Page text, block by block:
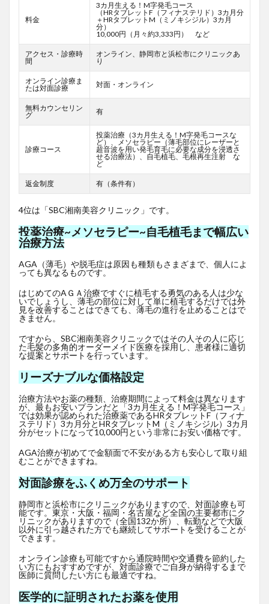
料金
3カ月生える！M字発毛コース
（HRタブレットF （フィナステリド）3カ月分
＋HRタブレットM（ミノキシジル）3カ月
分）
10,000円（月々約3,333円） など
アクセス・診療時
間
オンライン、静岡市と浜松市にクリニックあ
り
オンライン診療ま
たは対面診療
対面・オンライン
無料カウンセリン
グ
有
診療コース
投薬治療（3カ月生える！M字発毛コースな
ど）、メソセラピー（薄毛部位にレーザーと
超音波を用い発毛育毛に必要な成分を浸透さ
せる治療法）、自毛植毛、毛根再生注射 な
ど
返金制度 有（条件有）
4位は「SBC湘南美容クリニック」です。
投薬治療~メソセラピー~自毛植毛まで幅広い
治療方法
AGA（薄毛）や脱毛症は原因も種類もさまざまで、個人によ
っても異なるものです。
はじめてのAＧＡ治療ですぐに植毛する勇気のある人は少な
いでしょうし、薄毛の部位に対して単に植毛するだけでは外
見を改善することはできても、薄毛の進行を止めることはで
きません。
ですから、SBC湘南美容クリニックではその人その人に応じ
た毛髪の多角的オーダーメイド医療を採用し、患者様に適切
な提案とサポートを行っています。
リーズナブルな価格設定
治療方法やお薬の種類、治療期間によって料金は異なります
が、最もお安いプランだと「3カ月生える！M字発毛コース」
では効果が認められた治療薬であるHRタブレットF （フィナ
ステリド）3カ月分とHRタブレットM（ミノキシジル）3カ月
分がセットになって10,000円という非常にお安い価格です。
AGA治療が初めてで金額面で不安がある方も安心して取り組
むことができますね。
対面診療をふくめ万全のサポート
静岡市と浜松市にクリニックがありますので、対面診療も可
能です。東京・大阪・福岡・名古屋など全国の主要都市にク
リニックがありますので（全国132か所）、転勤などで大阪
以外に引っ越された方でも継続してサポートを受けることが
できます。
オンライン診療も可能ですから通院時間や交通費を節約した
い方にもおすすめですが、対面診療でご自身が納得するまで
医師に質問したい方にも最適ですね。
医学的に証明されたお薬を使用